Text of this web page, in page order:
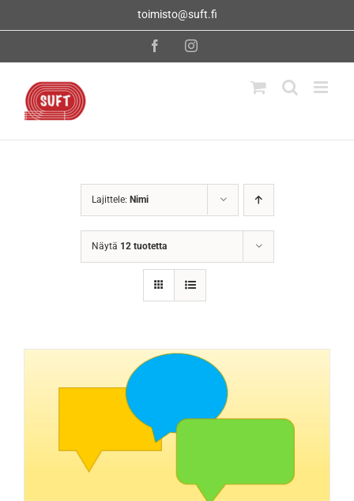
toimisto@suft.fi
FacebookInstagram
Lajittele: Nimi
Näytä 12 tuotetta